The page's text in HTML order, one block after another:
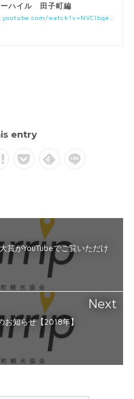
ハイル 田子町編
9IVwkCic_IT&index=8
entry
賞がYouTubeでご覧いただけ
Next
お知らせ【2018年】